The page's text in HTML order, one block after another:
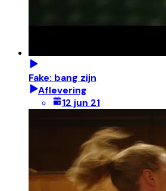
Fake: bang zijn
Aflevering
12 jun 21